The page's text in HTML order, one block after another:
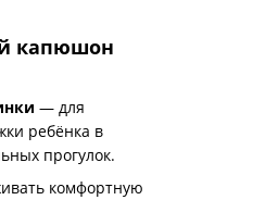
капюшон
— для
ребёнка в
прогулок.
комфортную